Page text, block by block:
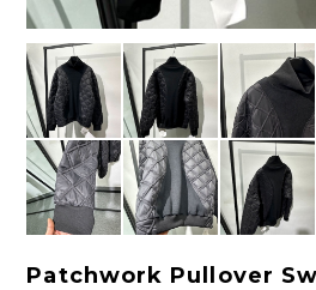
Patchwork Pullover